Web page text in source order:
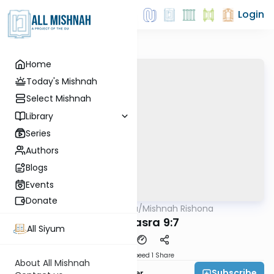
Home
Today's Mishnah
Select Mishnah
Library
Series
Authors
Blogs
Events
Donate
All Siyum
About All Mishnah
Login
AllMishna/Mishnah Rishona
Bava Basra 9:7
Speed 1 Share